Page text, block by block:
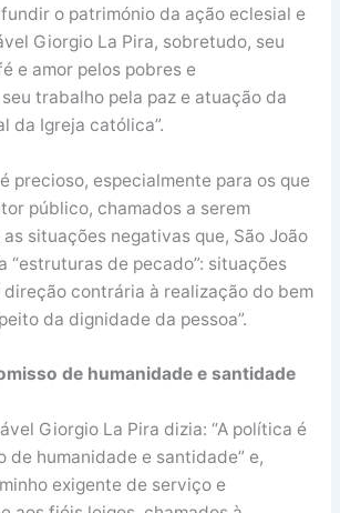
o património da ação eclesial e
Giorgio La Pira, sobretudo, seu
e amor pelos pobres e
trabalho pela paz e atuação da
da Igreja católica”.
precioso, especialmente para os que
público, chamados a serem
situações negativas que, São João
“estruturas de pecado”: situações
direção contrária à realização do bem
da dignidade da pessoa”.
de humanidade e santidade
Giorgio La Pira dizia: “A política é
de humanidade e santidade” e,
exigente de serviço e